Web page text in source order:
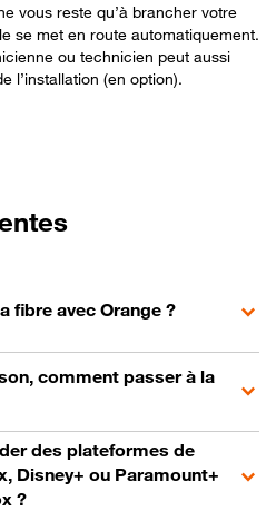
vous reste qu’à brancher votre
se met en route automatiquement.
ou technicien peut aussi
l’installation (en option).
fibre avec Orange ?
comment passer à la
des plateformes de
Disney+ ou Paramount+
?